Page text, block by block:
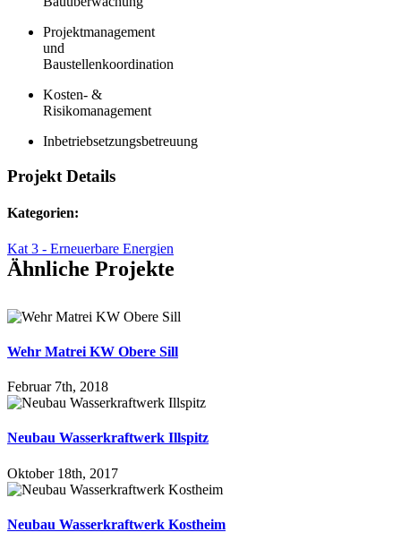
Projektmanagement
und
Baustellenkoordination
Kosten- &
Risikomanagement
Inbetriebsetzungsbetreuung
Projekt Details
Kategorien:
Kat 3 - Erneuerbare Energien
Ähnliche Projekte
Wehr Matrei KW Obere Sill
Februar 7th, 2018
Neubau Wasserkraftwerk Illspitz
Oktober 18th, 2017
Neubau Wasserkraftwerk Kostheim